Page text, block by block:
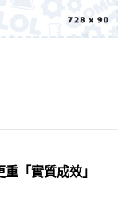
「實質成效」